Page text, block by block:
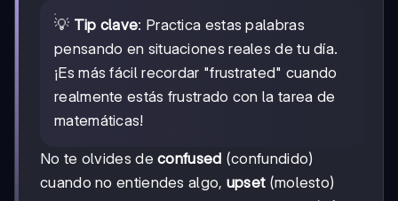
💡 Tip clave: Practica estas palabras
pensando en situaciones reales de tu día.
¡Es más fácil recordar "frustrated" cuando
realmente estás frustrado con la tarea de
matemáticas!
No te olvides deconfused (confundido)
cuando no entiendes algo, upset(molesto)